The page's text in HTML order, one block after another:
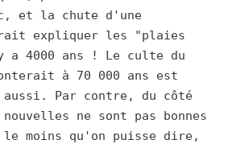
et la chute d'une
expliquer les "plaies
4000 ans ! Le culte du
à 70 000 ans est
Par contre, du côté
ne sont pas bonnes
moins qu'on puisse dire,